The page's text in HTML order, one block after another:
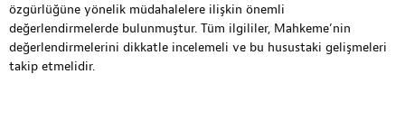
özgürlüğüne yönelik müdahalelere ilişkin önemli
değerlendirmelerde bulunmuştur. Tüm ilgililer, Mahkeme’nin
değerlendirmelerini dikkatle incelemeli ve bu husustaki gelişmeleri
takip etmelidir.